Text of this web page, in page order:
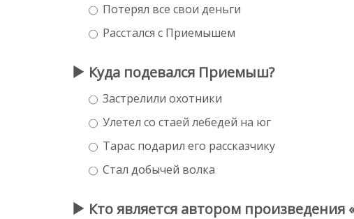
Потерял все свои деньги
Расстался с Приемышем
Куда подевался Приемыш?
Застрелили охотники
Улетел со стаей лебедей на юг
Тарас подарил его рассказчику
Стал добычей волка
Кто является автором